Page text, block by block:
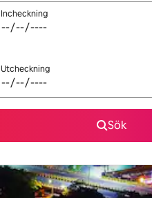
Incheckning
Utcheckning
Sök